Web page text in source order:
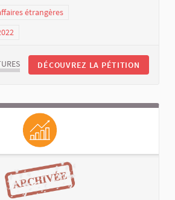
étrangères
DÉCOUVREZ LA PÉTITION